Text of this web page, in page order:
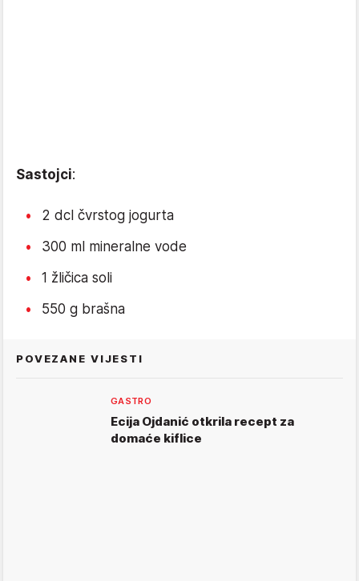
Sastojci:
2 dcl čvrstog jogurta
300 ml mineralne vode
1 žličica soli
550 g brašna
POVEZANE VIJESTI
GASTRO
Ecija Ojdanić otkrila recept za
domaće kiflice